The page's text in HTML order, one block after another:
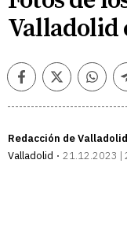
Valladolid
FacebookTwitter
Redacción de Valladolid
Valladolid
21.12.2023 |